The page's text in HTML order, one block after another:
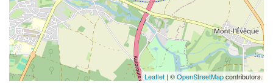
Leaflet | ©OpenStreetMapcontributors